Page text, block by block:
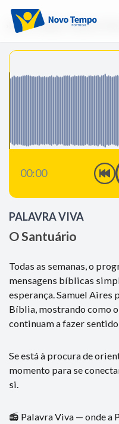
Início Rádio Palavra Viva
00:00
PALAVRA VIVA
O Santuário
Todas as semanas, o
mensagens bíblicas
esperança. Samuel
Bíblia, mostrando como
continuam a fazer sentido
Se está à procura de
momento para se
si.
📻 Palavra Viva — onde a